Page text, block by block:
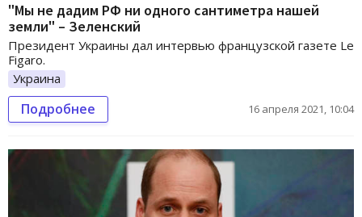
"Мы не дадим РФ ни одного сантиметра нашей
земли" – Зеленский
Президент Украины дал интервью французской газете Le
Figaro.
Украина
Подробнее 16 апреля 2021, 10:04